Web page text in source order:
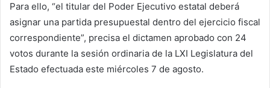
Para ello, “el titular del Poder Ejecutivo estatal deberá
asignar una partida presupuestal dentro del ejercicio fiscal
correspondiente”, precisa el dictamen aprobado con 24
votos durante la sesión ordinaria de la LXI Legislatura del
Estado efectuada este miércoles 7 de agosto.